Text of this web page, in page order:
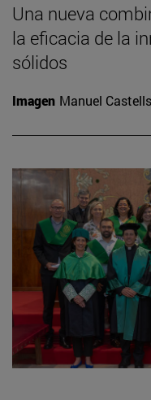
Una nueva
la eficacia de la
sólidos
Imagen Manuel Castells